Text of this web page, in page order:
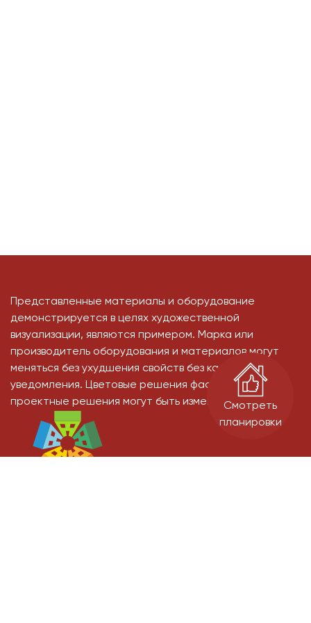
Представленные материалы и оборудование
демонстрируется в целях художественной
визуализации, являются примером. Марка или
производитель оборудования и материалов могут
меняться без ухудшения свойств без какого-либо
уведомления. Цветовые решения фасадов, и иные
проектные решения могут быть измененыСмотреть
планировки